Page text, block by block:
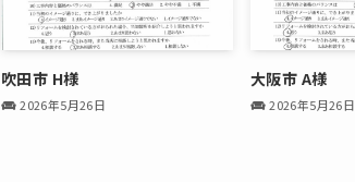
吹田市 H様
2026年5月26日
大阪市 A様
2026年5月26日